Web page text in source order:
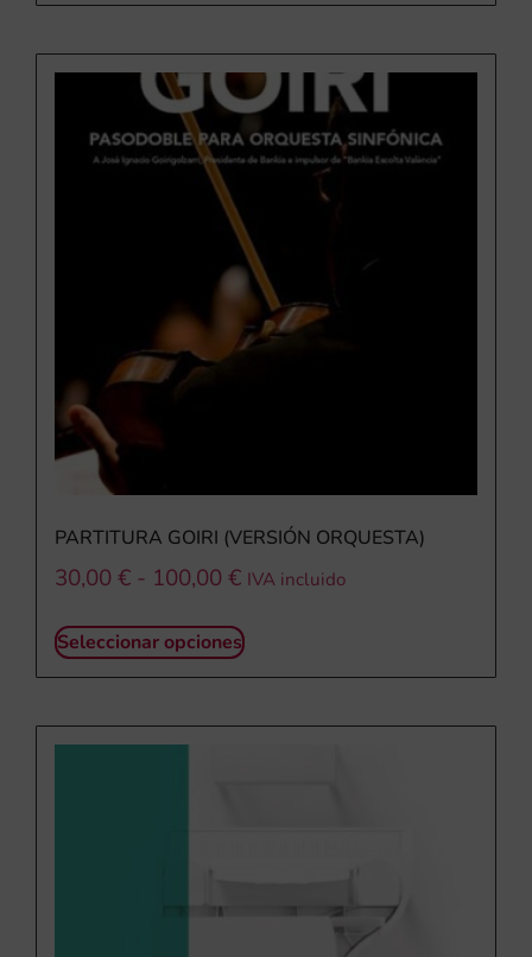
PARTITURA GOIRI (VERSIÓN ORQUESTA)
30,00 € - 100,00 € IVA incluido
Seleccionar opciones